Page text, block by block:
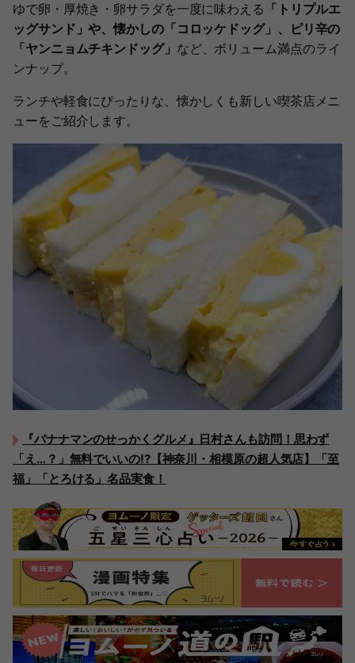
ゆで卵・厚焼き・卵サラダを一度に味わえる 「トリプルエ
ッグサンド」や、懐かしの「コロッケドッグ」、ピリ辛の
「ヤンニョムチキンドッグ」 など、ボリューム満点のライ
ンナップ。
ランチや軽食にぴったりな、懐かしくも新しい喫茶店メニ
ューをご紹介します。
『バナナマンのせっかくグルメ』日村さんも訪問！思わず
「え…？」無料でいいの!?【神奈川・相模原の超人気店】「至
福」「とろける」名品実食！